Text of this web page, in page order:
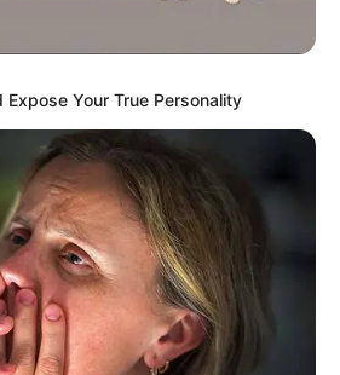
Expose Your True Personality